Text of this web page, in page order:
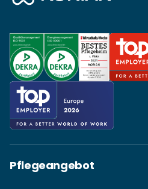
Pflegeangebot